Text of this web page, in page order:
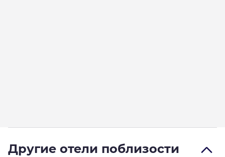
Другие отели поблизости